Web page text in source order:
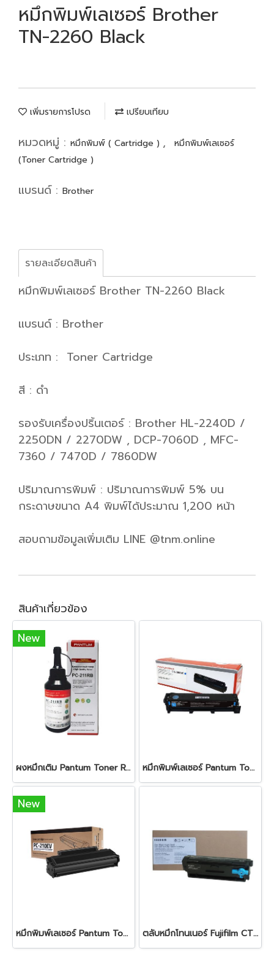
หมึกพิมพ์เลเซอร์ Brother
TN-2260 Black
เพิ่มรายการโปรด เปรียบเทียบ
หมวดหมู่ : หมึกพิมพ์ ( Cartridge ) ,
หมึกพิมพ์เลเซอร์
(Toner Cartridge )
แบรนด์ : Brother
รายละเอียดสินค้า
หมึกพิมพ์เลเซอร์ Brother TN-2260 Black
แบรนด์ : Brother
ประเภท : Toner Cartridge
สี : ดำ
รองรับเครื่องปริ้นเตอร์ : Brother HL-2240D /
2250DN / 2270DW , DCP-7060D , MFC-
7360 / 7470D / 7860DW
ปริมาณการพิมพ์ : ปริมาณการพิมพ์ 5% บน
กระดาษขนาด A4 พิมพ์ได้ประมาณ 1,200 หน้า
สอบถามข้อมูลเพิ่มเติม LINE @tnm.online
สินค้าเกี่ยวข้อง
New
ผงหมึกเติม Pantum Toner Refill Kit for PB-211RB Black หมึกพิมพ์เลเซอร์ Pantum Toner Drum CTL-2000 HC Cyanหมึกสีดำ ใช้สำหรับเครื่องพิมพ์ : Pantum รุ่น CP2200 CM2200 Series ปริมาณการพิมพ์ 5% ลงบนกระดาษ A4 พิมพ์ได้ 3,500 แผ่น
New
หมึกพิมพ์เลเซอร์ Pantum Toner PC-210EV Black ตลับหมึกโทนเนอร์ Fujifilm CT203550 Black